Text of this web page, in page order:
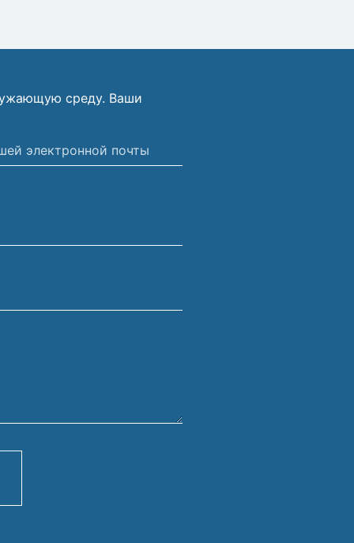
среду. Ваши